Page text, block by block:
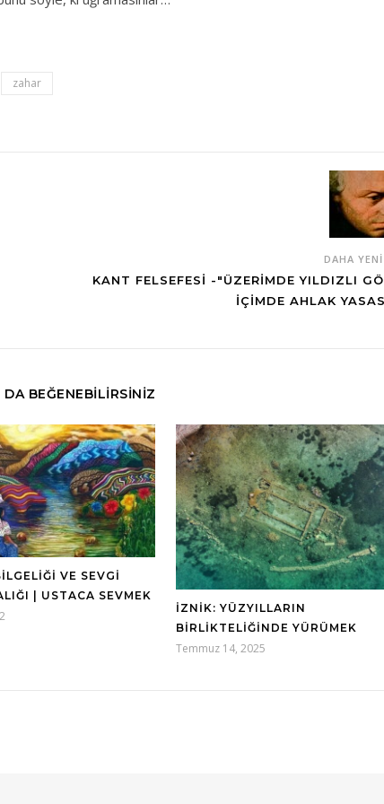
zahar
DAHA
KANT FELSEFESI -"ÜZERIMDE YILDIZLI
İÇIMDE AHLAK
BEĞENEBILIRSINIZ
VE SEVGI
| USTACA SEVMEK
İZNIK: YÜZYILLARIN
BIRLIKTELIĞINDE YÜRÜMEK
Temmuz 14, 2025